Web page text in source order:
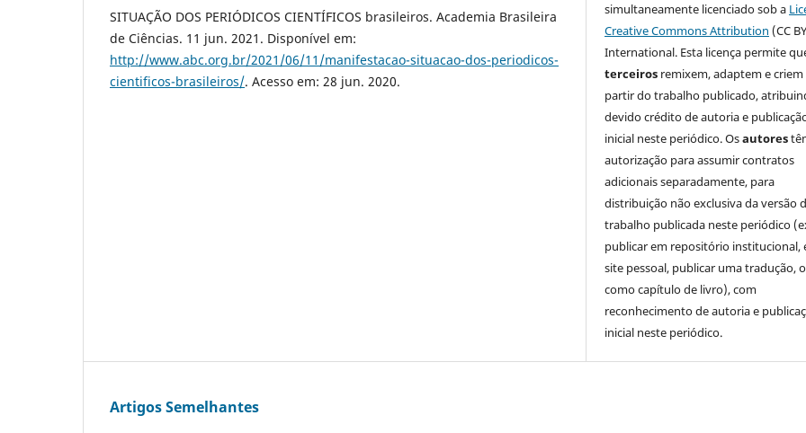
SITUAÇÃO DOS PERIÓDICOS CIENTÍFICOS brasileiros. Academia Brasileira
de Ciências. 11 jun. 2021. Disponível em:
http://www.abc.org.br/2021/06/11/manifestacao-situacao-dos-periodicos-
cientificos-brasileiros/. Acesso em: 28 jun. 2020.
simultaneamente licenciado sob a
Creative Commons Attribution (CC
International. Esta licença permite
terceiros remixem, adaptem e criem
partir do trabalho publicado,
devido crédito de autoria e
inicial neste periódico. Osautores
autorização para assumir contratos
adicionais separadamente, para
distribuição não exclusiva da versão
trabalho publicada neste periódico
publicar em repositório institucional,
site pessoal, publicar uma tradução,
como capítulo de livro), com
reconhecimento de autoria e
inicial neste periódico.
Artigos Semelhantes